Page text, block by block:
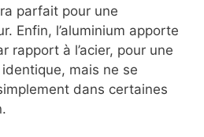
parfait pour une
Enfin, l’aluminium apporte
rapport à l’acier, pour une
mais ne se
dans certaines